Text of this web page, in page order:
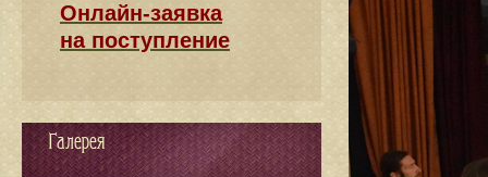
Онлайн-заявка
на поступление
Галерея